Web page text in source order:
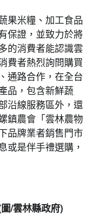
果米糧、加工食品
保證，並致力於將
的消費者能認識雲
費者熱烈詢問購買
通路合作，在全台
品，包含新鮮蔬
沿線服務區外，還
鎮農會「雲林農物
品牌業者銷售門市
或是伴手禮選購，
/雲林縣政府)